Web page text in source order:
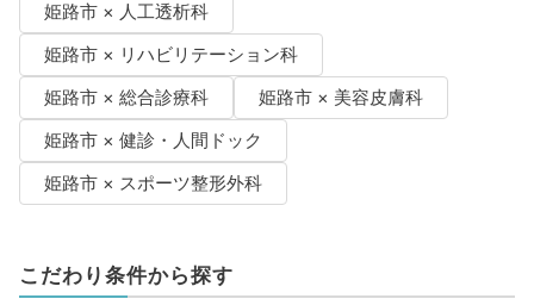
姫路市 × 人工透析科
姫路市 × リハビリテーション科
姫路市 × 総合診療科
姫路市 × 美容皮膚科
姫路市 × 健診・人間ドック
姫路市 × スポーツ整形外科
こだわり条件から探す